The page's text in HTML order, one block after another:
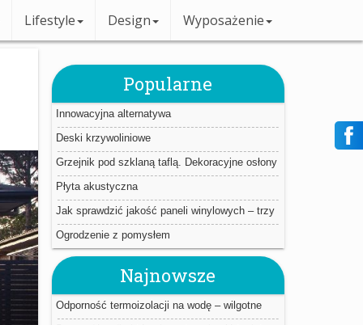
Lifestyle Design Wyposażenie
Popularne
Innowacyjna alternatywa
Deski krzywoliniowe
Grzejnik pod szklaną taflą. Dekoracyjne osłony
Płyta akustyczna
Jak sprawdzić jakość paneli winylowych – trzy
proste triki.
Ogrodzenie z pomysłem
Najnowsze
Odporność termoizolacji na wodę – wilgotne